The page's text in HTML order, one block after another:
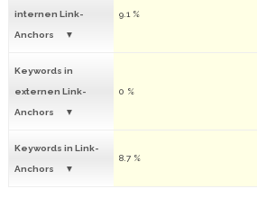
internen Link-
Anchors
9.1 %
Keywords in
externen Link-
Anchors
0 %
Keywords in Link-
Anchors
8.7 %